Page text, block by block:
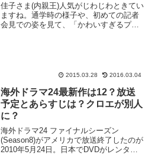
佳子さま(内親王)人気がじわじわときてい
ますね。通学時の様子や、初めての記者
会見での姿を見て、「かわいすぎるプリ
2015.03.28 2016.03.04
海外ドラマ24最新作は12？放送
予定とあらすじは？クロエが別人
に？
海外ドラマ24 ファイナルシーズン
(Season8)がアメリカで放送終了したのが
2010年5月24日。日本でDVDがレンタル